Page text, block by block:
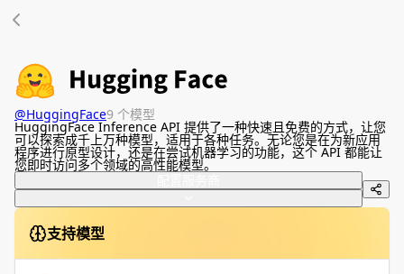
@HuggingFace9 个模型
HuggingFace Inference API 提供了一种快速且免费的方式，让您
可以探索成千上万种模型，适用于各种任务。无论您是在为新应用
程序进行原型设计，还是在尝试机器学习的功能，这个 API 都能让
您即时访问多个领域的高性能模型。
支持模型